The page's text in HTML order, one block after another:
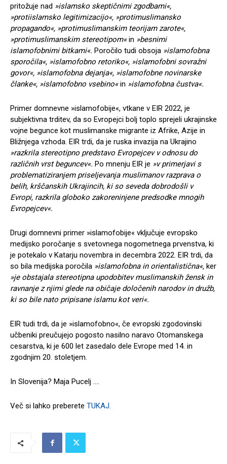
pritožuje nad »islamsko skeptičnimi zgodbami«,
»protiislamsko legitimizacijo«, »protimuslimansko
propagando«, »protimuslimanskim teorijam zarote«,
»protimuslimanskim stereotipom«in »besnimi
islamofobnimi bitkami«. Poročilo tudi obsoja »islamofobna
sporočila«, »islamofobno retoriko«, »islamofobni sovražni
govor«, »islamofobna dejanja«, »islamofobne novinarske
članke«, »islamofobno vsebino«in »islamofobna čustva«.
Primer domnevne »islamofobije«, vtkane v EIR 2022, je
subjektivna trditev, da so Evropejci bolj toplo sprejeli ukrajinske
vojne begunce kot muslimanske migrante iz Afrike, Azije in
Bližnjega vzhoda. EIR trdi, da je ruska invazija na Ukrajino
»razkrila stereotipno predstavo Evropejcev v odnosu do
različnih vrst beguncev«. Po mnenju EIR je »v primerjavi s
problematiziranjem priseljevanja muslimanov razprava o
belih, krščanskih Ukrajincih, ki so seveda dobrodošli v
Evropi, razkrila globoko zakoreninjene predsodke mnogih
Evropejcev«.
Drugi domnevni primer »islamofobije« vključuje evropsko
medijsko poročanje s svetovnega nogometnega prvenstva, ki
je potekalo v Katarju novembra in decembra 2022. EIR trdi, da
so bila medijska poročila »islamofobna in orientalistična«, ker
»je obstajala stereotipna upodobitev muslimanskih žensk in
ravnanje z njimi glede na običaje določenih narodov in družb,
ki so bile nato pripisane islamu kot veri«.
EIR tudi trdi, da je »islamofobno«, če evropski zgodovinski
učbeniki preučujejo pogosto nasilno naravo Otomanskega
cesarstva, ki je 600 let zasedalo dele Evrope med 14. in
zgodnjim 20. stoletjem.
In Slovenija? Maja Pucelj ….
Več si lahko preberete TUKAJ.